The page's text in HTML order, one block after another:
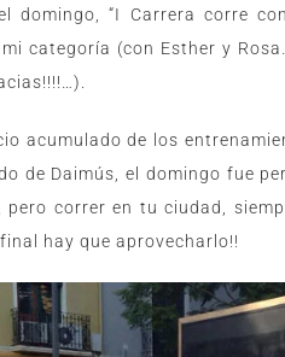
domingo, “I Carrera corre
categoría (con Esther y
acumulado de los
de Daimús, el domingo fue
correr en tu ciudad,
hay que aprovecharlo!!